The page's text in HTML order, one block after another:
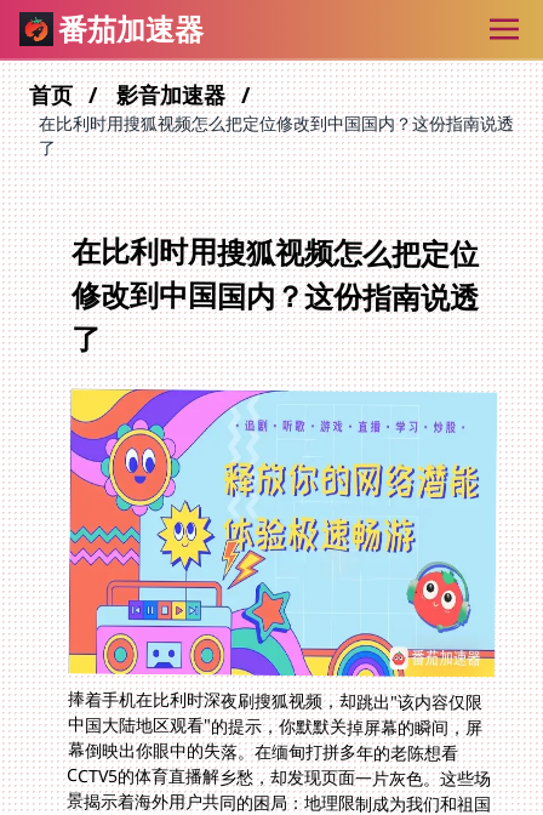
番茄加速器
首页 影音加速器
在比利时用搜狐视频怎么把定位修改到中国国内？这份指南说透
了
在比利时用搜狐视频怎么把定位
修改到中国国内？这份指南说透
了
捧着手机在比利时深夜刷搜狐视频，却跳出"该内容仅限
中国大陆地区观看"的提示，你默默关掉屏幕的瞬间，屏
幕倒映出你眼中的失落。在缅甸打拼多年的老陈想看
CCTV5的体育直播解乡愁，却发现页面一片灰色。这些场
景揭示着海外用户共同的困局：地理限制成为我们和祖国
文化之间的无形高墙。今天我们就来聊聊怎么在比利时用
搜狐视频把定位修改到中国国内，以及应对各类地域限制